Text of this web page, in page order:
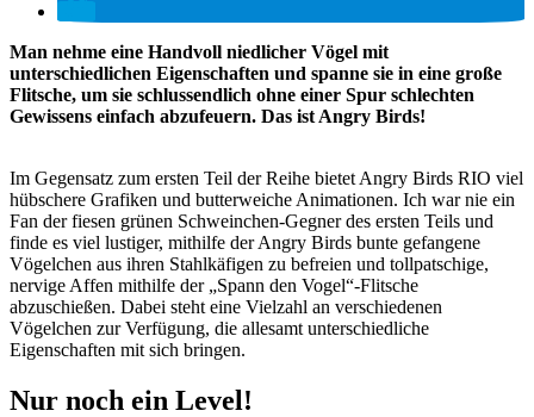
Man nehme eine Handvoll niedlicher Vögel mit
unterschiedlichen Eigenschaften und spanne sie in eine große
Flitsche, um sie schlussendlich ohne einer Spur schlechten
Gewissens einfach abzufeuern. Das ist Angry Birds!
Im Gegensatz zum ersten Teil der Reihe bietet Angry Birds RIO viel
hübschere Grafiken und butterweiche Animationen. Ich war nie ein
Fan der fiesen grünen Schweinchen-Gegner des ersten Teils und
finde es viel lustiger, mithilfe der Angry Birds bunte gefangene
Vögelchen aus ihren Stahlkäfigen zu befreien und tollpatschige,
nervige Affen mithilfe der „Spann den Vogel“-Flitsche
abzuschießen. Dabei steht eine Vielzahl an verschiedenen
Vögelchen zur Verfügung, die allesamt unterschiedliche
Eigenschaften mit sich bringen.
Nur noch ein Level!